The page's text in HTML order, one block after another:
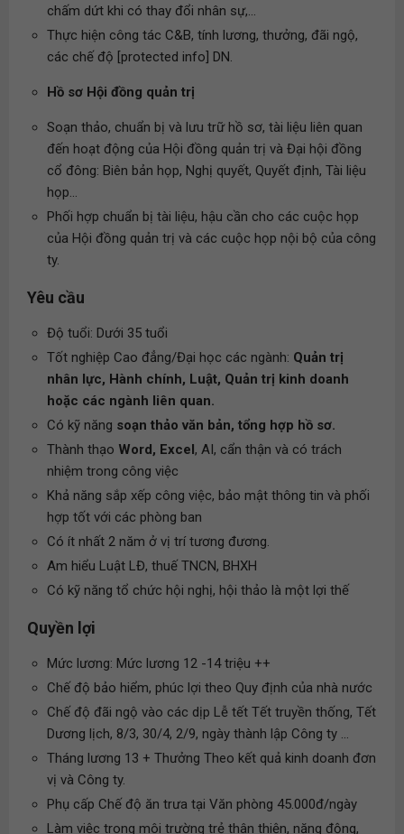
chấm dứt khi có thay đổi nhân sự,...
Thực hiện công tác C&B, tính lương, thưởng, đãi ngộ,
các chế độ [protected info] DN.
Hồ sơ Hội đồng quản trị
Soạn thảo, chuẩn bị và lưu trữ hồ sơ, tài liệu liên quan
đến hoạt động của Hội đồng quản trị và Đại hội đồng
cổ đông: Biên bản họp, Nghị quyết, Quyết định, Tài liệu
họp...
Phối hợp chuẩn bị tài liệu, hậu cần cho các cuộc họp
của Hội đồng quản trị và các cuộc họp nội bộ của công
ty.
Yêu cầu
Độ tuổi: Dưới 35 tuổi
Tốt nghiệp Cao đẳng/Đại học các ngành: Quản trị
nhân lực, Hành chính, Luật, Quản trị kinh doanh
hoặc các ngành liên quan.
Có kỹ năng soạn thảo văn bản, tổng hợp hồ sơ.
Thành thạo Word, Excel, AI, cẩn thận và có trách
nhiệm trong công việc
Khả năng sắp xếp công việc, bảo mật thông tin và phối
hợp tốt với các phòng ban
Có ít nhất 2 năm ở vị trí tương đương.
Am hiểu Luật LĐ, thuế TNCN, BHXH
Có kỹ năng tổ chức hội nghị, hội thảo là một lợi thế
Quyền lợi
Mức lương: Mức lương 12 -14 triệu ++
Chế độ bảo hiểm, phúc lợi theo Quy định của nhà nước
Chế độ đãi ngộ vào các dịp Lễ tết Tết truyền thống, Tết
Dương lịch, 8/3, 30/4, 2/9, ngày thành lập Công ty ...
Tháng lương 13 + Thưởng Theo kết quả kinh doanh đơn
vị và Công ty.
Phụ cấp Chế độ ăn trưa tại Văn phòng 45.000đ/ngày
Làm việc trong môi trường trẻ thân thiện, năng động,